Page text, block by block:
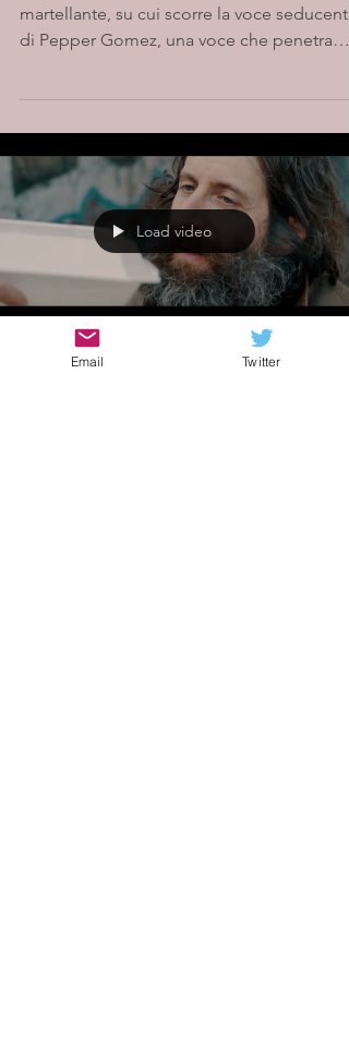
martellante, su cui scorre la voce seducente
di Pepper Gomez, una voce che penetra
Load video
Sonia
Email Twitter